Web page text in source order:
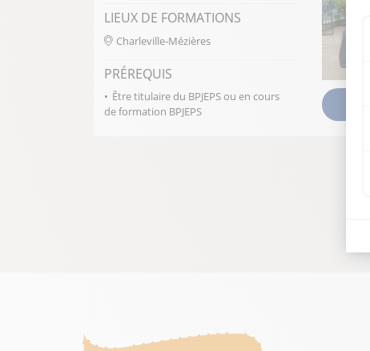
LIEUX DE FORMATIONS
Charleville-Mézières
PRÉREQUIS
Être titulaire du BPJEPS ou en cours
de formation BPJEPS